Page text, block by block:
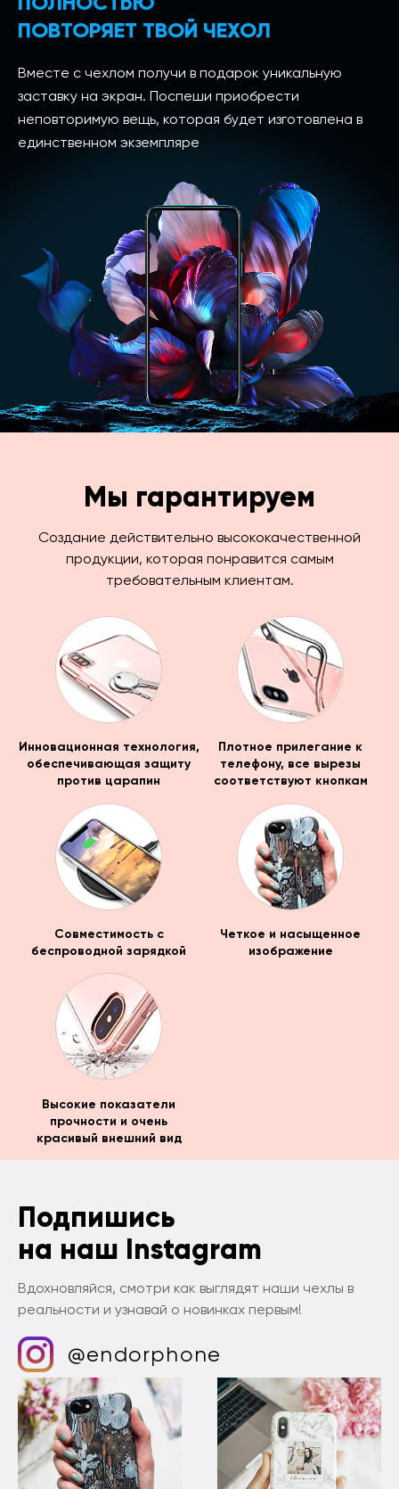
ПОВТОРЯЕТ ТВОЙ ЧЕХОЛ
Вместе с чехлом получи в подарок уникальную
заставку на экран. Поспеши приобрести
неповторимую вещь, которая будет изготовлена в
единственном экземпляре
Мы гарантируем
Создание действительно высококачественной
продукции, которая понравится самым
требовательным клиентам.
Инновационная технология,
обеспечивающая защиту
против царапин
Плотное прилегание к
телефону, все вырезы
соответствуют кнопкам
Совместимость с
беспроводной зарядкой
Четкое и насыщенное
изображение
Высокие показатели
прочности и очень
красивый внешний вид
Подпишись
на наш Instagram
Вдохновляйся, смотри как выглядят наши чехлы в
реальности и узнавай о новинках первым!
@endorphone